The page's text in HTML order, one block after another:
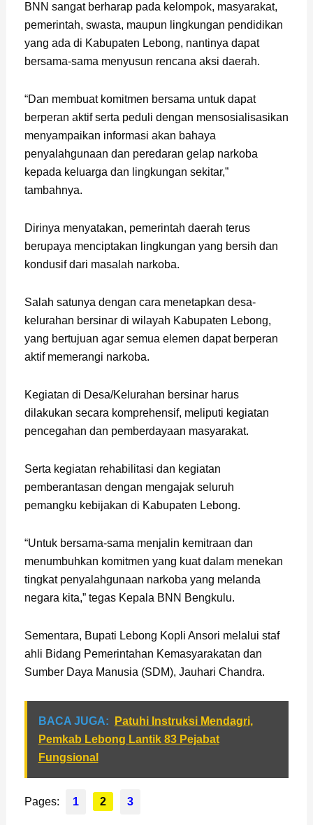
BNN sangat berharap pada kelompok, masyarakat,
pemerintah, swasta, maupun lingkungan pendidikan
yang ada di Kabupaten Lebong, nantinya dapat
bersama-sama menyusun rencana aksi daerah.
“Dan membuat komitmen bersama untuk dapat
berperan aktif serta peduli dengan mensosialisasikan
menyampaikan informasi akan bahaya
penyalahgunaan dan peredaran gelap narkoba
kepada keluarga dan lingkungan sekitar,”
tambahnya.
Dirinya menyatakan, pemerintah daerah terus
berupaya menciptakan lingkungan yang bersih dan
kondusif dari masalah narkoba.
Salah satunya dengan cara menetapkan desa-
kelurahan bersinar di wilayah Kabupaten Lebong,
yang bertujuan agar semua elemen dapat berperan
aktif memerangi narkoba.
Kegiatan di Desa/Kelurahan bersinar harus
dilakukan secara komprehensif, meliputi kegiatan
pencegahan dan pemberdayaan masyarakat.
Serta kegiatan rehabilitasi dan kegiatan
pemberantasan dengan mengajak seluruh
pemangku kebijakan di Kabupaten Lebong.
“Untuk bersama-sama menjalin kemitraan dan
menumbuhkan komitmen yang kuat dalam menekan
tingkat penyalahgunaan narkoba yang melanda
negara kita,” tegas Kepala BNN Bengkulu.
Sementara, Bupati Lebong Kopli Ansori melalui staf
ahli Bidang Pemerintahan Kemasyarakatan dan
Sumber Daya Manusia (SDM), Jauhari Chandra.
BACA JUGA:
Patuhi Instruksi Mendagri,
Pemkab Lebong Lantik 83 Pejabat
Fungsional
Pages: 1 2 3